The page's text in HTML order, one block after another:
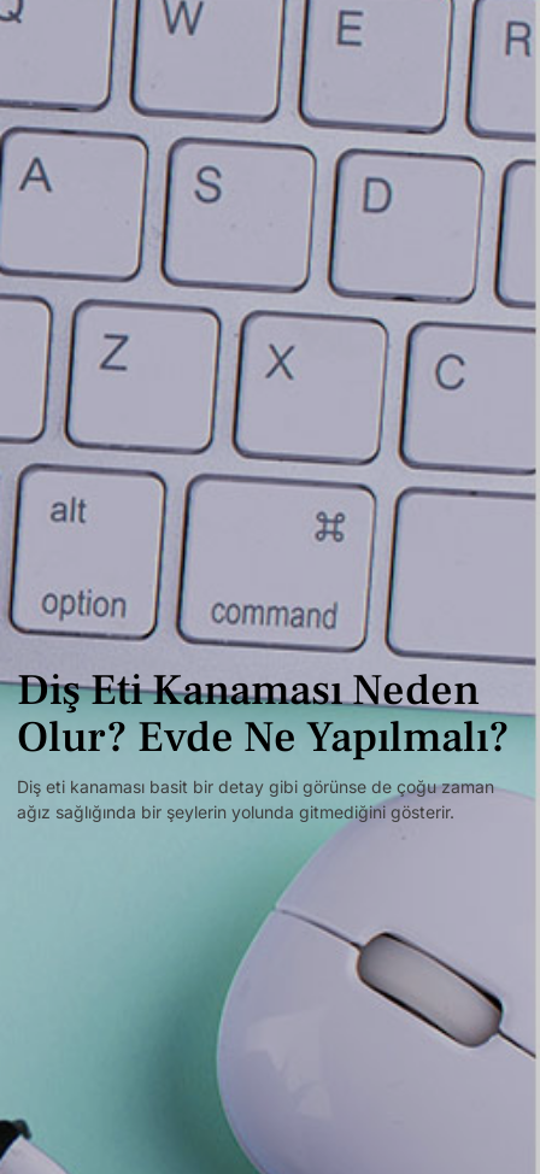
Diş Eti Kanaması Neden
Olur? Evde Ne Yapılmalı?
Diş eti kanaması basit bir detay gibi görünse de çoğu zaman
ağız sağlığında bir şeylerin yolunda gitmediğini gösterir.